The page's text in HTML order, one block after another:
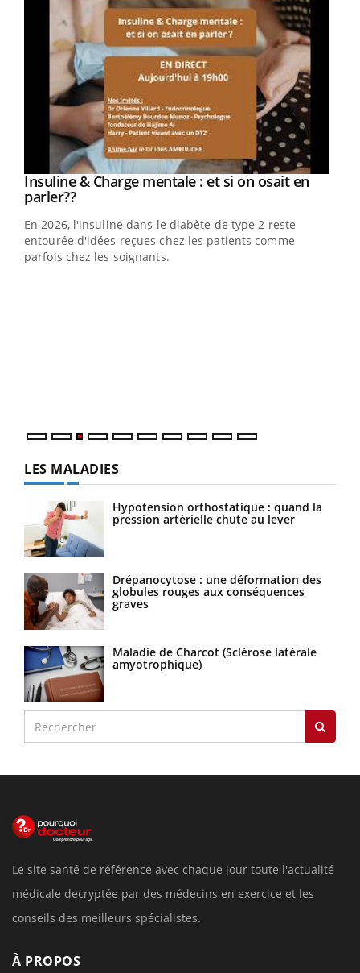
Youtube
Insuline & Charge mentale : et si on osait en
parler??Youtube
En 2026, l'insuline dans le diabète de type 2 reste
entourée d'idées reçues chez les patients comme
parfois chez les soignants.
LES MALADIES
Hypotension orthostatique : quand la
pression artérielle chute au lever
Drépanocytose : une déformation des
globules rouges aux conséquences
graves
Maladie de Charcot (Sclérose latérale
amyotrophique)
Le site santé de référence avec chaque jour toute l'actualité
médicale decryptée par des médecins en exercice et les
conseils des meilleurs spécialistes.
À PROPOS